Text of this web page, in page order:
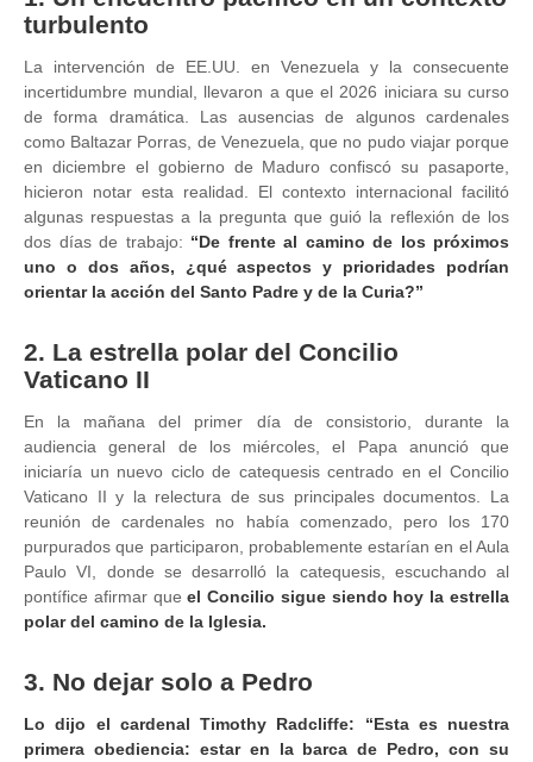
turbulento
La intervención de EE.UU. en Venezuela y la consecuente
incertidumbre mundial, llevaron a que el 2026 iniciara su curso
de forma dramática. Las ausencias de algunos cardenales
como Baltazar Porras, de Venezuela, que no pudo viajar porque
en diciembre el gobierno de Maduro confiscó su pasaporte,
hicieron notar esta realidad. El contexto internacional facilitó
algunas respuestas a la pregunta que guió la reflexión de los
dos días de trabajo: “De frente al camino de los próximos
uno o dos años, ¿qué aspectos y prioridades podrían
orientar la acción del Santo Padre y de la Curia?”
2. La estrella polar del Concilio
Vaticano II
En la mañana del primer día de consistorio, durante la
audiencia general de los miércoles, el Papa anunció que
iniciaría un nuevo ciclo de catequesis centrado en el Concilio
Vaticano II y la relectura de sus principales documentos. La
reunión de cardenales no había comenzado, pero los 170
purpurados que participaron, probablemente estarían en el Aula
Paulo VI, donde se desarrolló la catequesis, escuchando al
pontífice afirmar queel Concilio sigue siendo hoy la estrella
polar del camino de la Iglesia.
3. No dejar solo a Pedro
Lo dijo el cardenal Timothy Radcliffe: “Esta es nuestra
primera obediencia: estar en la barca de Pedro, con su